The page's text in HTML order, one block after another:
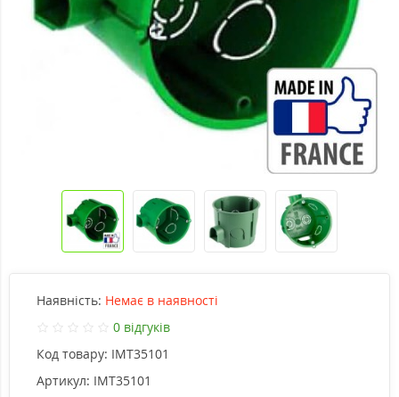
Наявність: Немає в наявності
0 відгуків
Код товару: IMT35101
Артикул: IMT35101